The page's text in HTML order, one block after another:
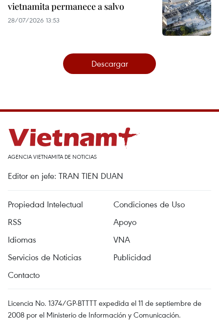
vietnamita permanece a salvo
28/07/2026 13:53
Descargar
AGENCIA VIETNAMITA DE NOTICIAS
Editor en jefe: TRAN TIEN DUAN
Propiedad Intelectual
Condiciones de Uso
RSS
Apoyo
Idiomas
VNA
Servicios de Noticias
Publicidad
Contacto
Licencia No. 1374/GP-BTTTT expedida el 11 de septiembre de
2008 por el Ministerio de Información y Comunicación.